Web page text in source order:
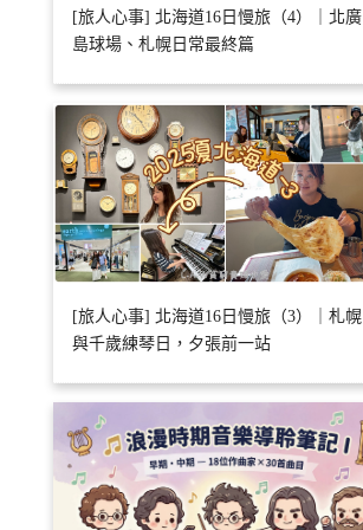
[旅人心事] 北海道16日慢旅（4）｜北廣
島球場、札幌日常最終篇
[旅人心事] 北海道16日慢旅（3）｜札幌
與千歲練琴日，夕張前一站